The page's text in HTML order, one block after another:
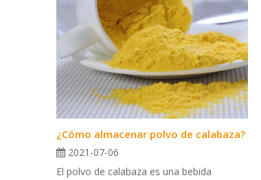
¿Cómo almacenar polvo de calabaza?
2021-07-06
El polvo de calabaza es una bebida